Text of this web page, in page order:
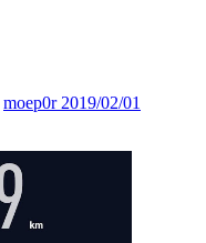
moep0r 2019/02/01